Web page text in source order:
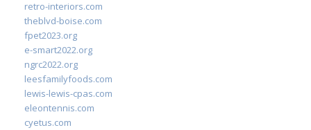
retro-interiors.com
theblvd-boise.com
fpet2023.org
e-smart2022.org
ngrc2022.org
leesfamilyfoods.com
lewis-lewis-cpas.com
eleontennis.com
cyetus.com